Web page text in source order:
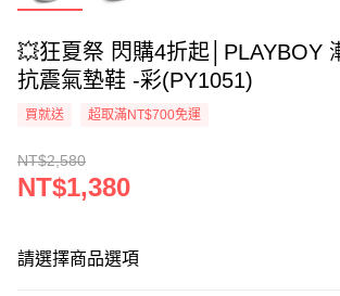
💥狂夏祭 閃購4折起│PLAYBOY
抗震氣墊鞋 -彩(PY1051)
買就送 超取滿NT$700免運
NT$2,580
NT$1,380
請選擇商品選項